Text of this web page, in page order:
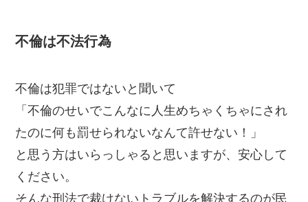
不倫は不法行為
不倫は犯罪ではないと聞いて
「不倫のせいでこんなに人生めちゃくちゃにされ
たのに何も罰せられないなんて許せない！」
と思う方はいらっしゃると思いますが、安心して
ください。
そんな刑法で裁けないトラブルを解決するのが民